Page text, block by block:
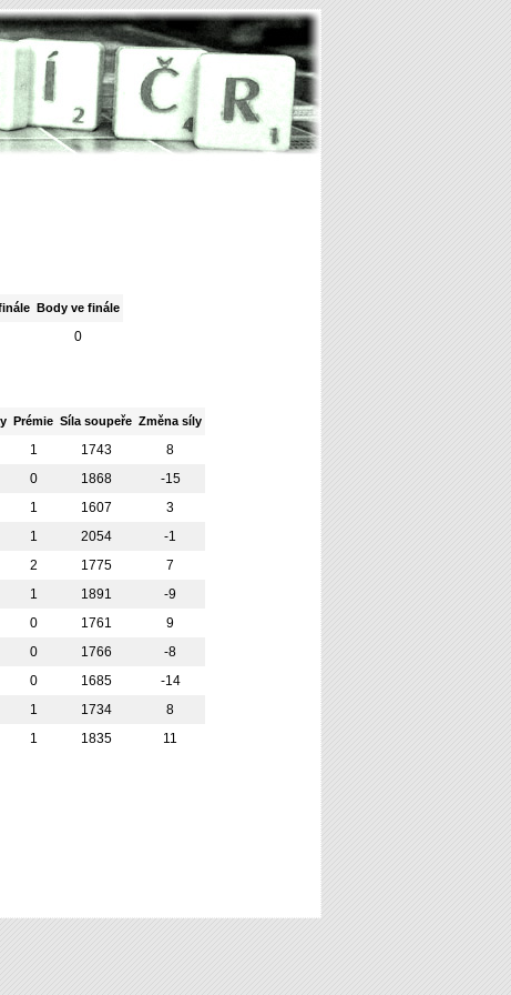
Body ve finále
0
Prémie Síla soupeře Změna síly
1 1743
8
0 1868
-15
1 1607
3
1 2054
-1
2 1775
7
1 1891
-9
0 1761
9
0 1766
-8
0 1685
-14
1 1734
8
1 1835 11